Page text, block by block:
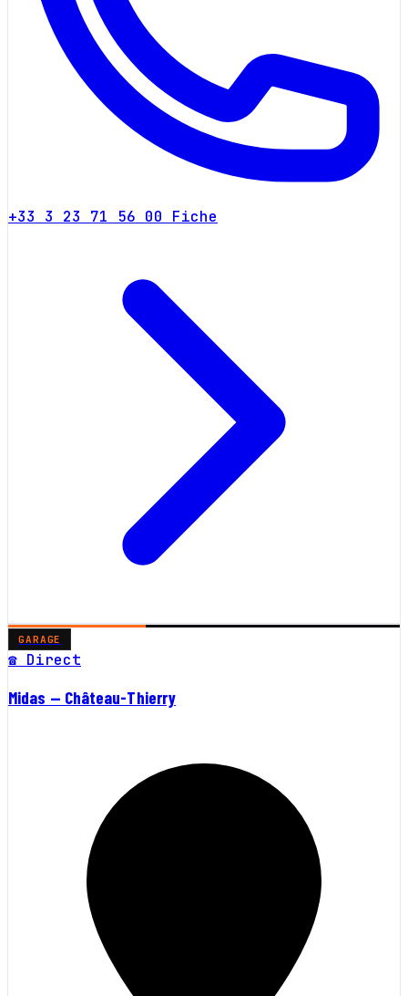
+33 3 23 71 56 00 Fiche
GARAGE
☎ Direct
Midas — Château-Thierry